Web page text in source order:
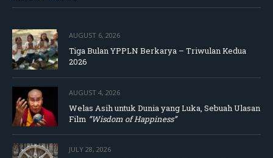
AUGUST 6, 2026
Tiga Bulan YPPLN Berkarya – Triwulan Kedua
2026
AUGUST 4, 2026
Welas Asih untuk Dunia yang Luka, Sebuah Ulasan
Film “Wisdom of Happiness”
JULY 28, 2026